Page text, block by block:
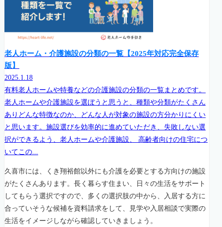
老人ホーム・介護施設の分類の一覧【2025年対応完全保存
版】
2025.1.18
有料老人ホームや特養などの介護施設の分類の一覧まとめです。
老人ホームや介護施設を選ぼうと思うと、種類や分類がたくさん
ありどんな特徴なのか、どんな人が対象の施設の方分かりにくい
と思います。施設選びを効率的に進めていただき、失敗しない選
択ができるよう、老人ホームや介護施設、 高齢者向けの住宅につ
いてこの...
久喜市には、くき翔裕館以外にも介護を必要とする方向けの施設
がたくさんあります。長く暮らす住まい、日々の生活をサポート
してもらう選択ですので、多くの選択肢の中から、入居する方に
合っていそうな候補を資料請求をして、見学や入居相談で実際の
生活をイメージしながら確認していきましょう。